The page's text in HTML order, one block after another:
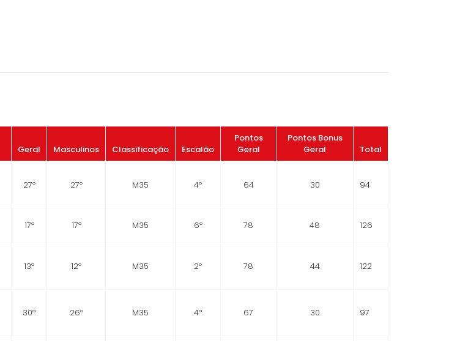
Geral Masculinos Classificação Escalão
Pontos
Geral
Pontos Bonus
Geral
Total
27º 27º M35 4º 64 30 94
17º 17º M35 6º 78 48 126
13º 12º M35 2º 78 44 122
30º 26º M35 4º 67 30 97